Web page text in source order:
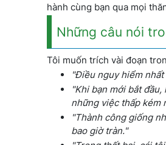
hành cùng bạn qua mọi
Những câu nói
Tôi muốn trích vài đoạn
"Điều nguy hiểm
"Khi bạn mới bắt
những việc thấp kém
"Thành công giống
bao giờ tràn."